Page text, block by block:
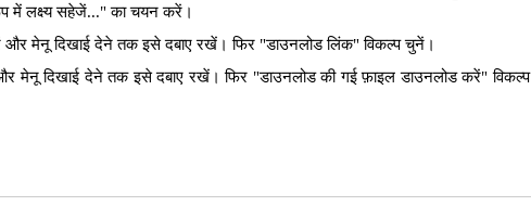
में लक्ष्य सहेजें..." का चयन करें।
मेनू दिखाई देने तक इसे दबाए रखें। फिर "डाउनलोड लिंक" विकल्प चुनें।
मेनू दिखाई देने तक इसे दबाए रखें। फिर "डाउनलोड की गई फ़ाइल डाउनलोड करें" विकल्प